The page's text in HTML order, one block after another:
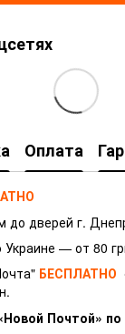
Оплата
до дверей г.
Украине — от 80
БЕСПЛАТНО
Почтой» по